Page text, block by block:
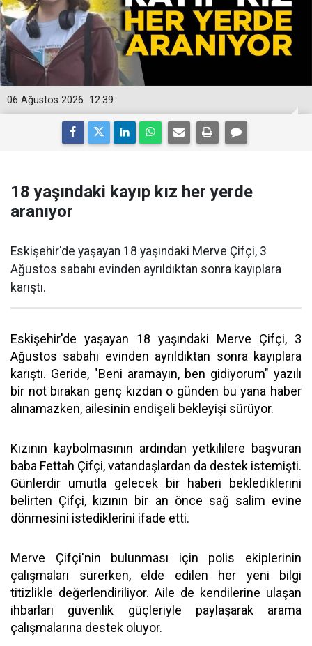
12:39
06 Ağustos 2026
18 yaşındaki kayıp kız her yerde
aranıyor
Eskişehir'de yaşayan 18 yaşındaki Merve Çifçi, 3
Ağustos sabahı evinden ayrıldıktan sonra kayıplara
karıştı.
Eskişehir'de yaşayan 18 yaşındaki Merve Çifçi, 3
Ağustos sabahı evinden ayrıldıktan sonra kayıplara
karıştı. Geride, "Beni aramayın, ben gidiyorum" yazılı
bir not bırakan genç kızdan o günden bu yana haber
alınamazken, ailesinin endişeli bekleyişi sürüyor.
Kızının kaybolmasının ardından yetkililere başvuran
baba Fettah Çifçi, vatandaşlardan da destek istemişti.
Günlerdir umutla gelecek bir haberi beklediklerini
belirten Çifçi, kızının bir an önce sağ salim evine
dönmesini istediklerini ifade etti.
Merve Çifçi'nin bulunması için polis ekiplerinin
çalışmaları sürerken, elde edilen her yeni bilgi
titizlikle değerlendiriliyor. Aile de kendilerine ulaşan
ihbarları güvenlik güçleriyle paylaşarak arama
çalışmalarına destek oluyor.